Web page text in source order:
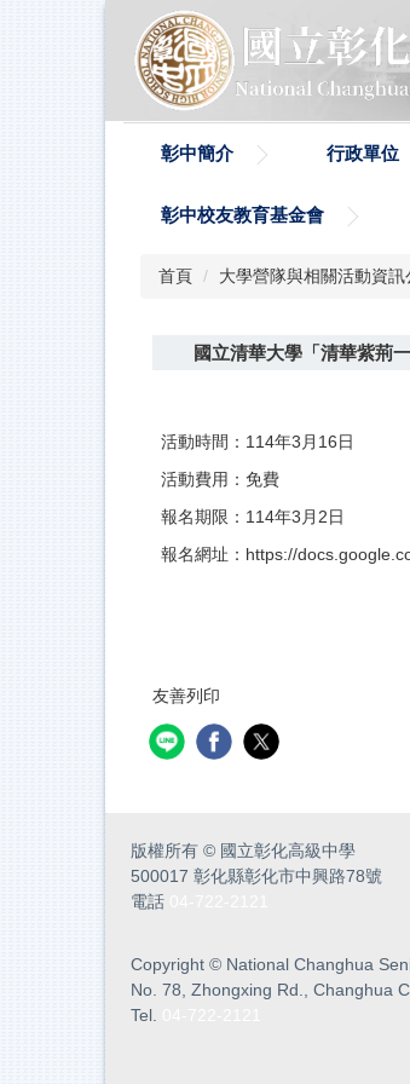
彰中簡介 行政單位
彰中校友教育基金會
首頁 大學營隊與相關活動資訊
國立清華大學「清華紫荊
活動時間：114年3月16日
活動費用：免費
報名期限：114年3月2日
報名網址： https://
友善列印
版權所有 © 國立彰化高級中學
500017 彰化縣彰化市中興路78號
電話
Copyright © National Changhua
No. 78, Zhongxing Rd., Changhua
Tel.